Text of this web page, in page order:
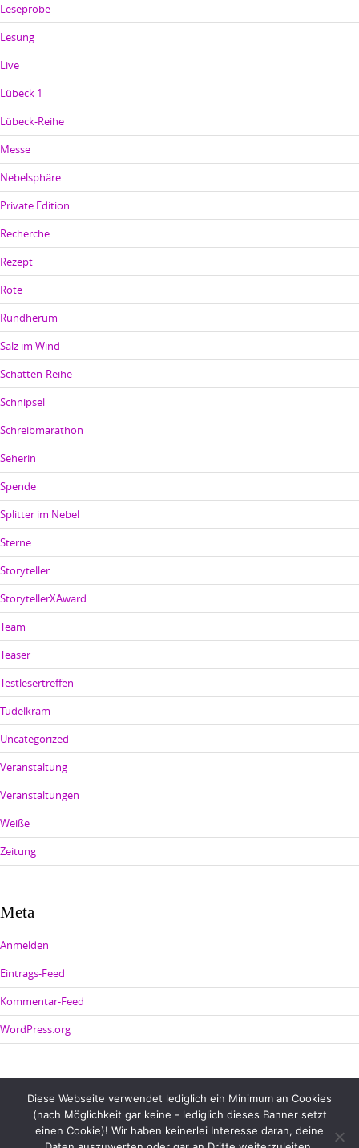
Leseprobe
Lesung
Live
Lübeck 1
Lübeck-Reihe
Messe
Nebelsphäre
Private Edition
Recherche
Rezept
Rote
Rundherum
Salz im Wind
Schatten-Reihe
Schnipsel
Schreibmarathon
Seherin
Spende
Splitter im Nebel
Sterne
Storyteller
StorytellerXAward
Team
Teaser
Testlesertreffen
Tüdelkram
Uncategorized
Veranstaltung
Veranstaltungen
Weiße
Zeitung
Meta
Anmelden
Eintrags-Feed
Kommentar-Feed
WordPress.org
Diese Webseite verwendet lediglich ein Minimum an Cookies
(nach Möglichkeit gar keine - lediglich dieses Banner setzt
einen Cookie)! Wir haben keinerlei Interesse daran, deine